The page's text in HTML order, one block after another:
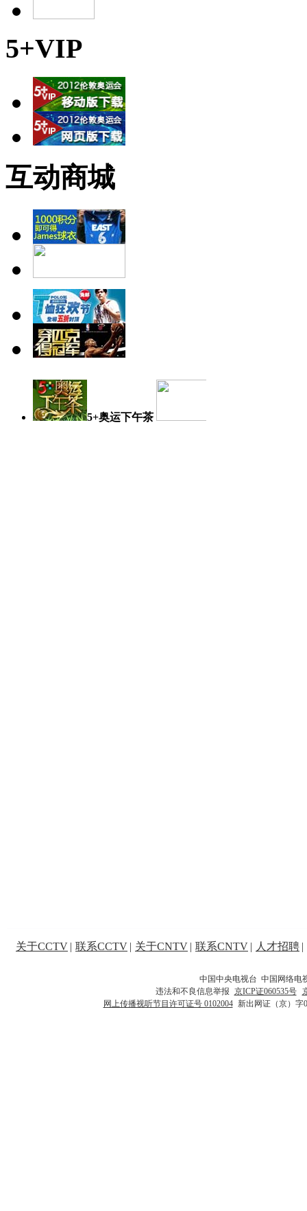
5+VIP
互动商城
5+奥运下午茶
关于CCTV | 联系CCTV | 关于CNTV | 联系CNTV | 人才招聘 |
中国中央电视台 中国网络电
违法和不良信息举报 京ICP证060535号
网上传播视听节目许可证号 0102004 新出网证（京）